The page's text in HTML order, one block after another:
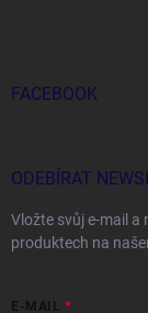
FACEBOOK
ODEBÍRAT
Vložte svůj e-mail a
produktech na
E-MAIL